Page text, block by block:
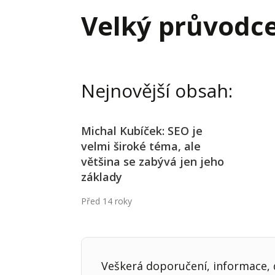
Interim management
Krizové řízení firmy
Velký
Nejnovější obsah:
Michal Kubíček: SEO je
velmi široké téma, ale
většina se zabývá jen jeho
základy
Před 14 roky
Veškerá doporučení,